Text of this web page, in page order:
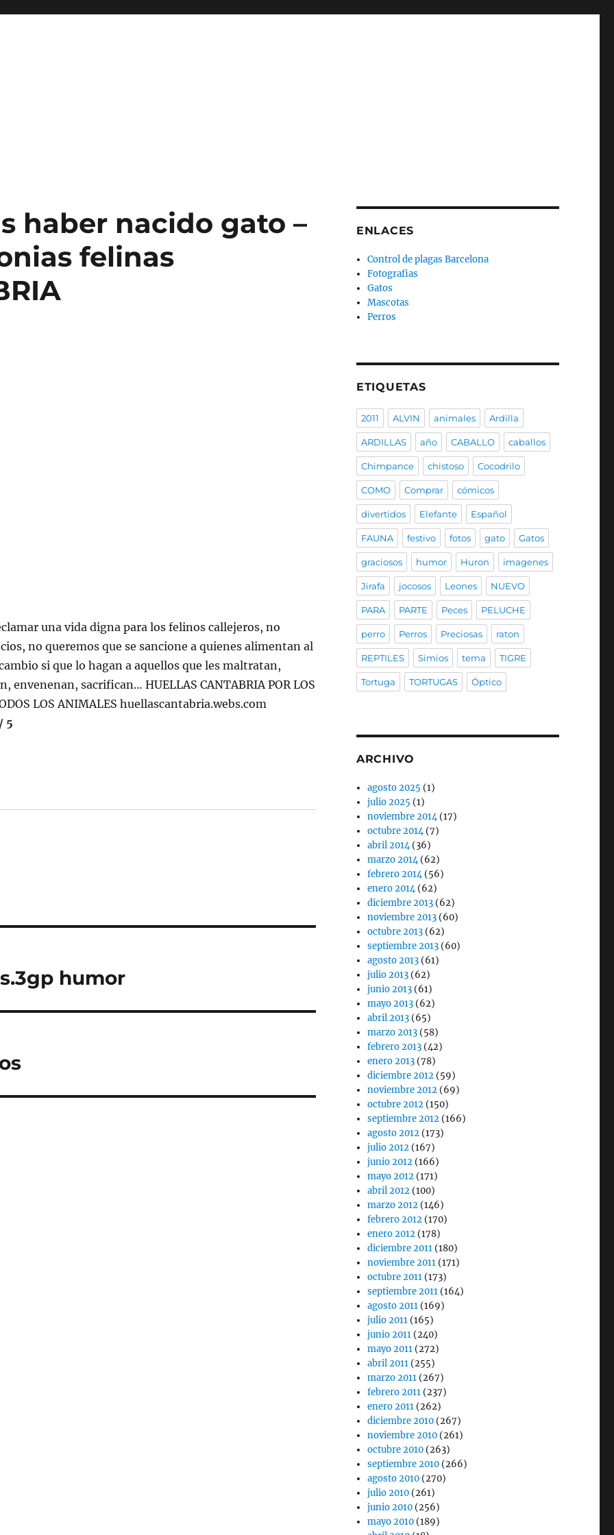
haber nacido gato –
felinas
una vida digna para los felinos callejeros, no
no queremos que se sancione a quienes alimentan al
si que lo hagan a aquellos que les maltratan,
envenenan, sacrifican… HUELLAS CANTABRIA POR LOS
LOS ANIMALES huellascantabria.webs.com
5
humor
ENLACES
Control de plagas Barcelona
Fotografias
Gatos
Mascotas
Perros
ETIQUETAS
2011 ALVIN animales Ardilla
ARDILLAS año CABALLO caballos
Chimpance chistoso Cocodrilo
COMO Comprar cómicos
divertidos Elefante Español
FAUNA festivo fotos gato Gatos
graciosos humor Huron imagenes
Jirafa jocosos Leones NUEVO
PARA PARTE Peces PELUCHE
perro Perros Preciosas raton
REPTILES Simios tema TIGRE
Tortuga TORTUGAS Óptico
ARCHIVO
agosto 2025 (1)
julio 2025 (1)
noviembre 2014(17)
octubre 2014(7)
abril 2014(36)
marzo 2014(62)
febrero 2014(56)
enero 2014(62)
diciembre 2013 (62)
noviembre 2013 (60)
octubre 2013 (62)
septiembre 2013 (60)
agosto 2013 (61)
julio 2013 (62)
junio 2013 (61)
mayo 2013 (62)
abril 2013 (65)
marzo 2013 (58)
febrero 2013 (42)
enero 2013 (78)
diciembre 2012 (59)
noviembre 2012 (69)
octubre 2012 (150)
septiembre 2012 (166)
agosto 2012 (173)
julio 2012 (167)
junio 2012 (166)
mayo 2012 (171)
abril 2012 (100)
marzo 2012 (146)
febrero 2012 (170)
enero 2012 (178)
diciembre 2011 (180)
noviembre 2011 (171)
octubre 2011 (173)
septiembre 2011 (164)
agosto 2011 (169)
julio 2011 (165)
junio 2011 (240)
mayo 2011 (272)
abril 2011 (255)
marzo 2011 (267)
febrero 2011 (237)
enero 2011 (262)
diciembre 2010 (267)
noviembre 2010 (261)
octubre 2010 (263)
septiembre 2010 (266)
agosto 2010 (270)
julio 2010 (261)
junio 2010 (256)
mayo 2010 (189)